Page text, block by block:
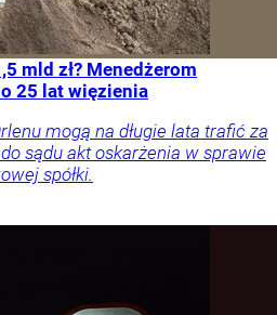
mld zł? Menedżerom
25 lat więzienia
mogą na długie lata trafić za
sądu akt oskarżenia w sprawie
spółki.